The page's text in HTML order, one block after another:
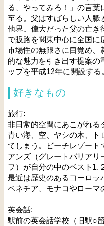
る、やってみろ！」の言葉
至る。父はすばらしい人脈
他界。偉大だった父の亡き
で販路を関東中心に全国に
市場性の無限さに目覚め、
的な魅力を引き出す提案の
ップを平成12年に開設する
好きなもの
旅行:
非日常的空間にあこがれる
青い海、空、ヤシの木、ト
てしまう。ビーチレゾート
アンズ（グレートバリアリ
フ）が自分の中のベスト1.
最近は歴史のあるヨーロッ
ベネチア、モナコやローマ
英会話:
駅前の英会話学校（旧駅○